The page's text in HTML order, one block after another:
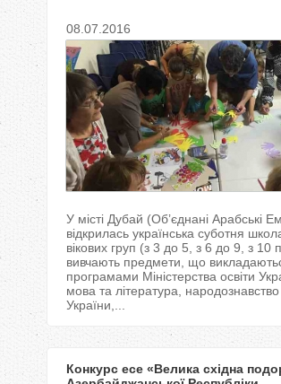
08.07.2016
У місті Дубай (Об’єднані Арабські
відкрилась українська суботня
вікових груп (з 3 до 5, з 6 до 9, з 10
вивчають предмети, що
програмами Міністерства освіти
мова та література, народознавство
України,...
Конкурс есе «Велика східна